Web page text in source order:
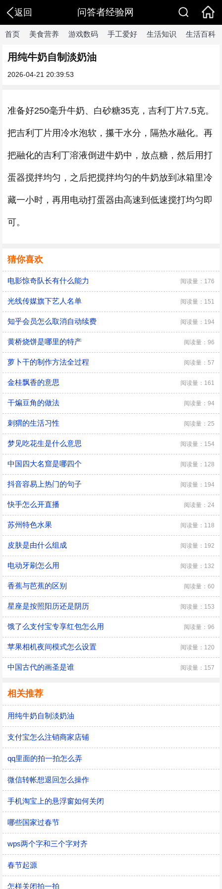
返回 问答者经验网
首页 美食营养 游戏数码 手工爱好 生活知识 生活百科
用纯牛奶自制淡奶油
2026-04-21 20:39:53
准备好250毫升牛奶、白砂糖35克，吉利丁片7.5克。
把吉利丁片用冷水泡软，攥干水分，隔热水融化。再
把融化的吉利丁溶液倒进牛奶中，放点糖，然后用打
蛋器搅拌均匀，之后把搅拌均匀的牛奶放到冰箱里冷
藏一小时，再用电动打蛋器由高速到低速搅打均匀即
可。
猜你喜欢
电影惊奇队长有什么能力 阅读量：176
光线传媒旗下艺人名单 阅读量：151
知乎会员怎么取消自动续费 阅读量：194
黄桥烧饼是哪里的特产 阅读量：96
萝卜干的制作方法全过程 阅读量：57
金桂飘香的意思 阅读量：161
干煸豆角的做法 阅读量：94
刺猬的生活习性 阅读量：25
梦见吃花生是什么意思 阅读量：154
中国四大名窟是哪四个 阅读量：128
抖音容易上热门的句子 阅读量：194
快手怎么开直播 阅读量：24
苏州特色水果 阅读量：118
皮肤是由什么组成 阅读量：192
电动牙刷怎么用 阅读量：132
香蕉与芭蕉的区别 阅读量：60
星座是按照阳历还是阴历 阅读量：153
饿了么支付宝专享红包怎么用 阅读量：96
苹果相机夜间模式怎么设置 阅读量：120
中国古代的画圣是谁 阅读量：157
相关推荐
用纯牛奶自制淡奶油
支付宝怎么注销商家店铺
qq里面的拍一拍怎么弄
微信转帐想退回怎么操作
手机淘宝上的悬浮窗如何关闭
哪些国家过春节
wps两个字和三个字对齐
春节起源
怎样关闭拍一拍